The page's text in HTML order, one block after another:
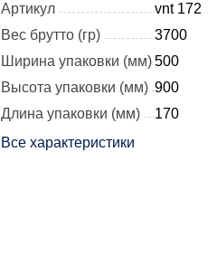
Артикул
vnt 172
Вес брутто (гр)
3700
Ширина упаковки (мм)500
Высота упаковки (мм) 900
Длина упаковки (мм)
170
Все характеристики